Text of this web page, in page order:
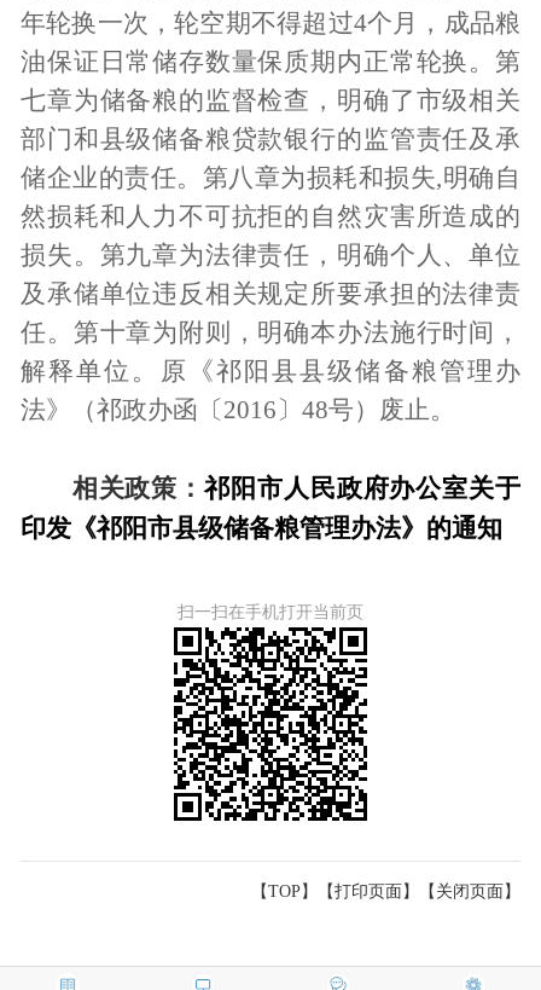
年轮换一次，轮空期不得超过4个月，成品粮
油保证日常储存数量保质期内正常轮换。第
七章为储备粮的监督检查，明确了市级相关
部门和县级储备粮贷款银行的监管责任及承
储企业的责任。第八章为损耗和损失,明确自
然损耗和人力不可抗拒的自然灾害所造成的
损失。第九章为法律责任，明确个人、单位
及承储单位违反相关规定所要承担的法律责
任。第十章为附则，明确本办法施行时间，
解释单位。原《祁阳县县级储备粮管理办
法》（祁政办函〔2016〕48号）废止。
相关政策：祁阳市人民政府办公室关于
印发《祁阳市县级储备粮管理办法》的通知
扫一扫在手机打开当前页
【TOP】 【打印页面 】【 关闭页面 】